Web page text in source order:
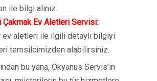
ile bilgi alınız.
Çakmak Ev Aletleri Servisi:
ev aletleri ile ilgili detaylı bilgiyi
temsilcimizden alabilirsiniz.
bu yana, Okyanus Servis’in